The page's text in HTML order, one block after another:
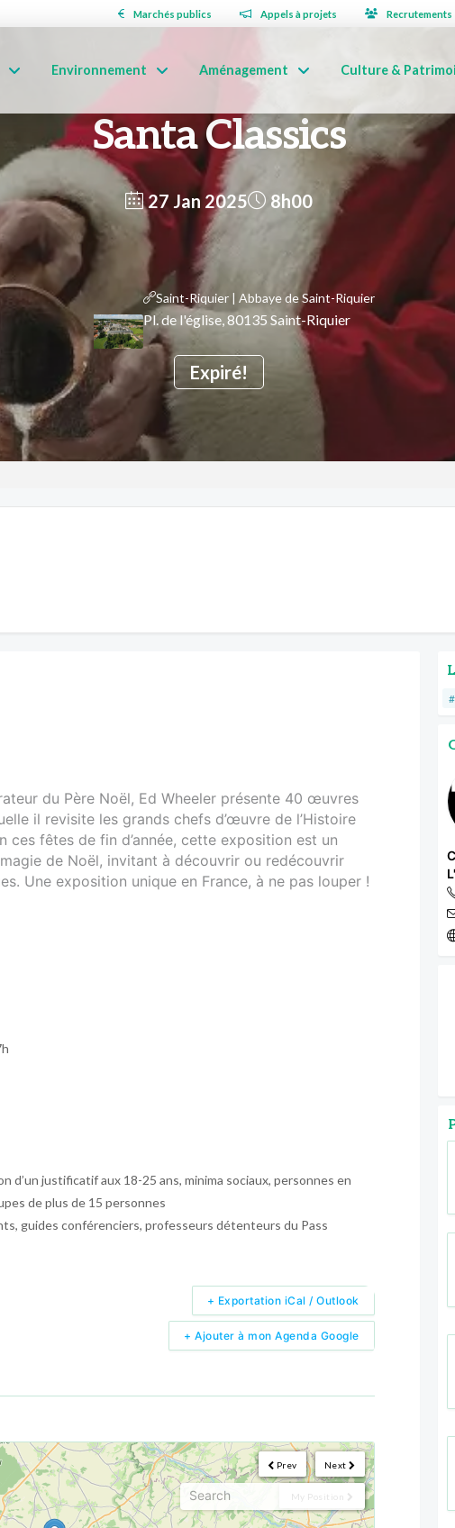
Marchés publics Appels à projets Recrutements
Environnement Aménagement Culture &
Santa Classics
27 Jan 2025
Expiré!
8h00
Saint-Riquier | Abbaye de Saint-Riquier
Pl. de l'église, 80135 Saint-Riquier
du Père Noël, Ed Wheeler présente 40 œuvres
il revisite les grands chefs d’œuvre de l’Histoire
ces fêtes de fin d’année, cette exposition est un
de Noël, invitant à découvrir ou redécouvrir
Une exposition unique en France, à ne pas louper !
d’un justificatif aux 18-25 ans, minima sociaux, personnes en
de plus de 15 personnes
guides conférenciers, professeurs détenteurs du Pass
+ Ajouter à mon Agenda Google
+ Exportation iCal / Outlook
Next
Prev
My Position